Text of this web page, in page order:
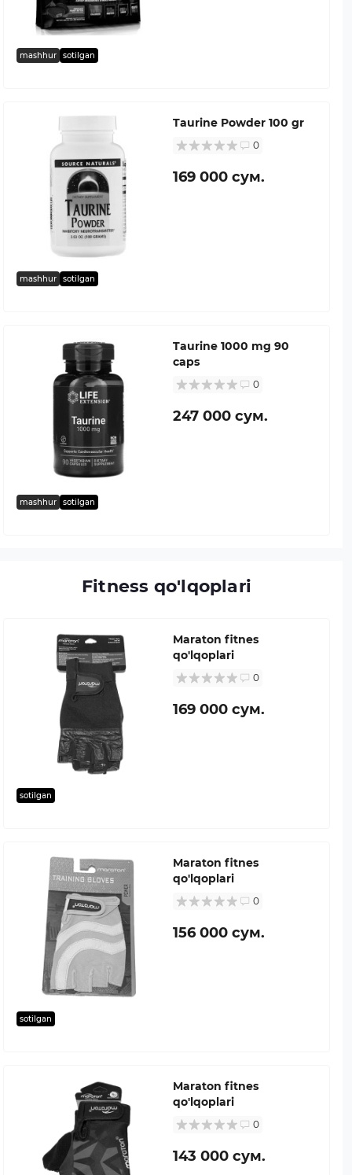
mashhur sotilgan
mashhur sotilgan
Taurine Powder 100 gr
0
169 000 сум.
mashhur sotilgan
Taurine 1000 mg 90
caps
0
247 000 сум.
Fitness qo'lqoplari
sotilgan
Maraton fitnes
qo'lqoplari
0
169 000 сум.
sotilgan
Maraton fitnes
qo'lqoplari
0
156 000 сум.
Maraton fitnes
qo'lqoplari
0
143 000 сум.